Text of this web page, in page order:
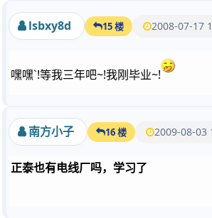
lsbxy8d 15 楼 2008-07-17
嘿嘿`!等我三年吧~!我刚毕业~!
南方小子 16 楼 2009-08-03
正泰也有电线厂吗，学习了